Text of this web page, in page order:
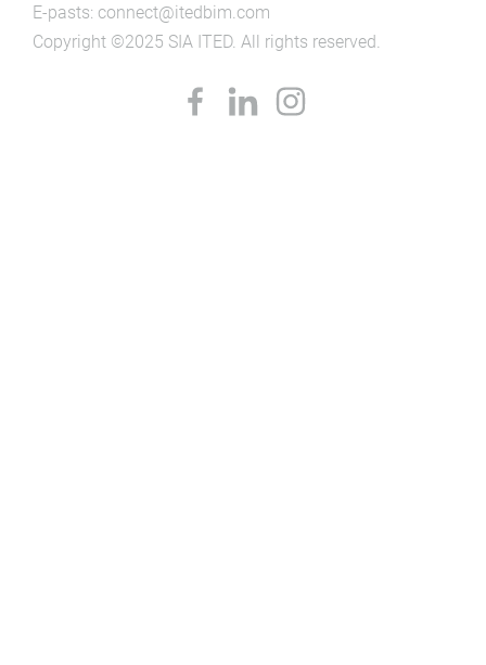
E-pasts: connect@itedbim.com
Copyright ©2025 SIA ITED. All rights reserved.